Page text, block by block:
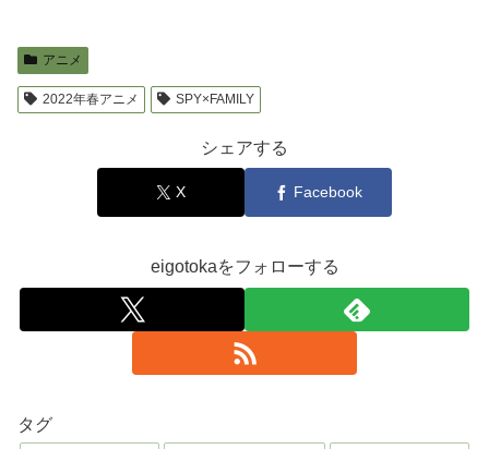
アニメ
2022年春アニメ SPY×FAMILY
シェアする
X Facebook
eigotokaをフォローする
タグ